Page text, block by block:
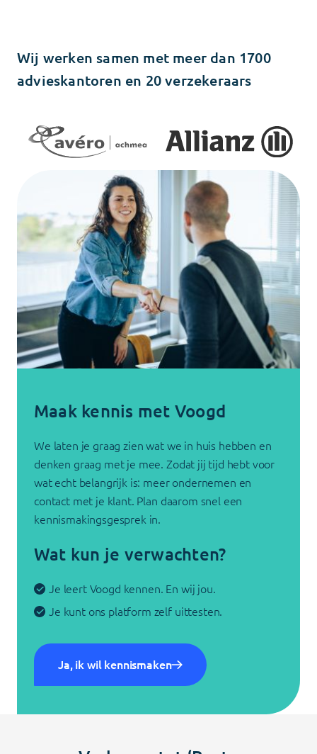
Wij werken samen met meer dan 1700
advieskantoren en 20 verzekeraars
Maak kennis met Voogd
We laten je graag zien wat we in huis hebben en
denken graag met je mee. Zodat jij tijd hebt voor
wat echt belangrijk is: meer ondernemen en
contact met je klant. Plan daarom snel een
kennismakingsgesprek in.
Wat kun je verwachten?
Je leert Voogd kennen. En wij jou.
Je kunt ons platform zelf uittesten.
Ja, ik wil kennismaken